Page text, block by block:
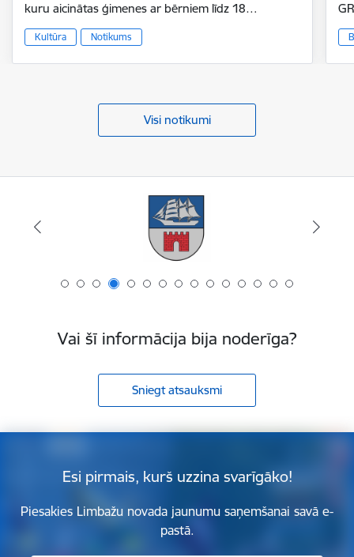
kuru aicinātas ģimenes ar bērniem līdz 18…
Kultūra Notikums
Visi notikumi
Vai šī informācija bija noderīga?
Sniegt atsauksmi
Esi pirmais, kurš uzzina svarīgāko!
Piesakies Limbažu novada jaunumu saņemšanai savā e-
pastā.